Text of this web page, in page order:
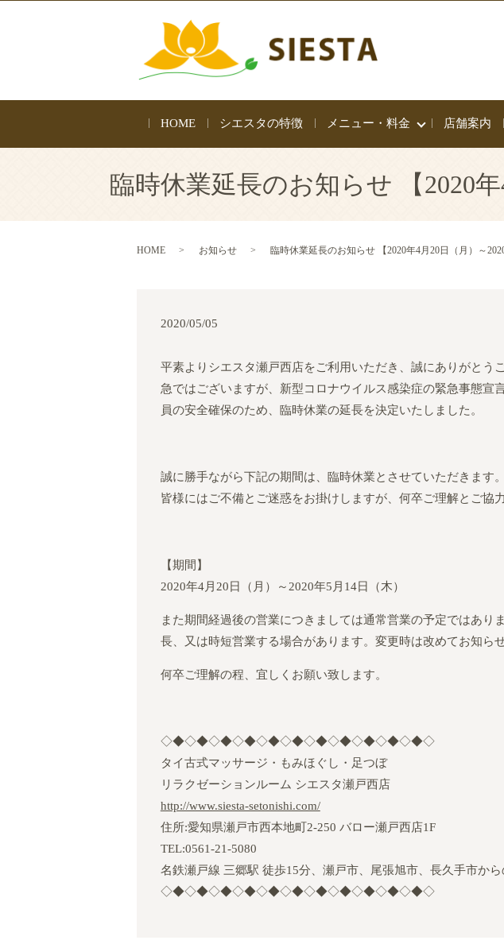
HOME シエスタの特徴 メニュー・料金 店舗案内
臨時休業延長のお知らせ 【2020
HOME お知らせ 臨時休業延長のお知らせ 【2020年4月20日（月）～
2020/05/05
平素よりシエスタ瀬戸西店をご利用いただき、誠にありがとう
急ではございますが、新型コロナウイルス感染症の緊急事態宣
員の安全確保のため、臨時休業の延長を決定いたしました。
誠に勝手ながら下記の期間は、臨時休業とさせていただきます。
皆様にはご不備とご迷惑をお掛けしますが、何卒ご理解とご協
【期間】
2020年4月 20 日（月）～2020年5月 14日（木）
また期間経過後の営業につきましては通常営業の予定ではあり
長、又は時短営業する場合があります。変更時は改めてお知ら
何卒ご理解の程、宜しくお願い致します。
◇◆◇◆◇◆◇◆◇◆◇◆◇◆◇◆◇◆◇◆◇◆◇
タイ古式マッサージ・もみほぐし・足つぼ
リラクゼーションルーム シエスタ瀬戸西店
http://www.siesta-setonishi.com/
住所:愛知県瀬戸市西本地町2‐250 バロー瀬戸西店1F
TEL:0561-21-5080
名鉄瀬戸線 三郷駅 徒歩15分、瀬戸市、尾張旭市、長久手市から
◇◆◇◆◇◆◇◆◇◆◇◆◇◆◇◆◇◆◇◆◇◆◇